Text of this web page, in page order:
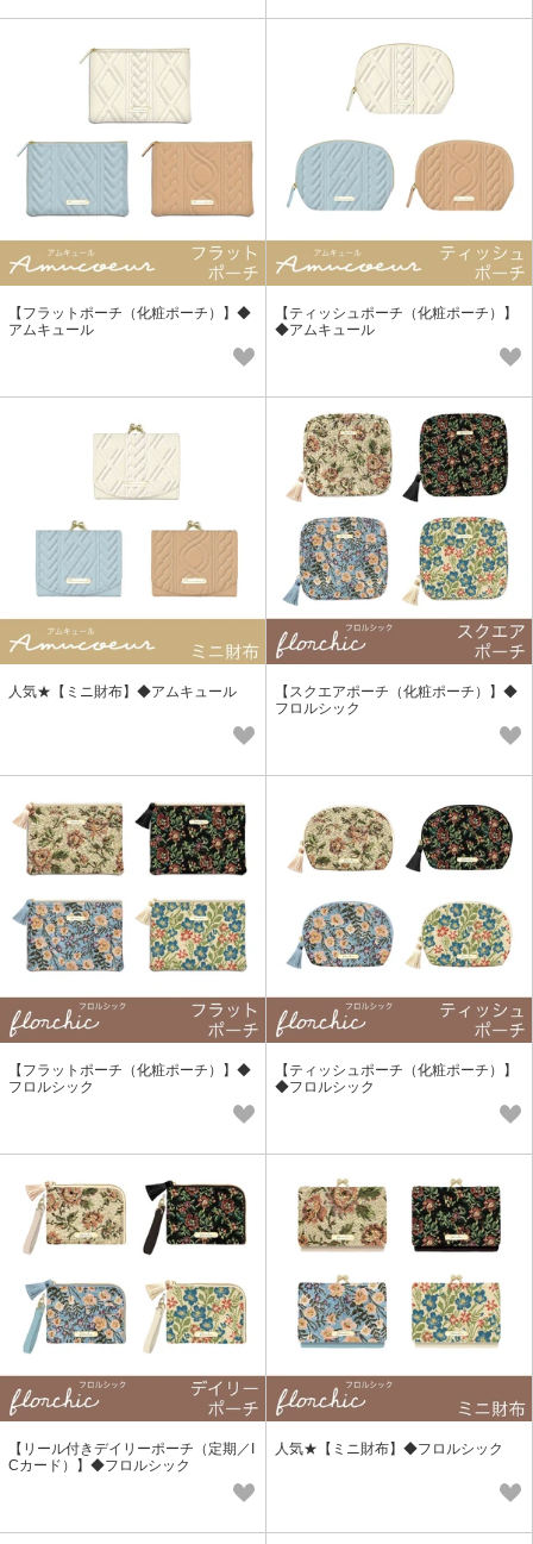
【フラットポーチ（化粧ポーチ）】◆
アムキュール
【ティッシュポーチ（化粧ポーチ）】
◆アムキュール
人気★【ミニ財布】◆アムキュール
【スクエアポーチ（化粧ポーチ）】◆
フロルシック
【フラットポーチ（化粧ポーチ）】◆
フロルシック
【ティッシュポーチ（化粧ポーチ）】
◆フロルシック
【リール付きデイリーポーチ（定期／I
Cカード）】◆フロルシック
人気★【ミニ財布】◆フロルシック